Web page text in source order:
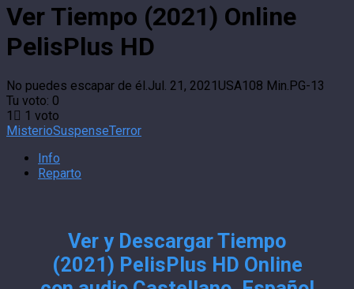
Ver Tiempo (2021) Online
PelisPlus HD
No puedes escapar de él.Jul. 21, 2021 USA108 Min.PG-13
Tu voto: 0
1
1 voto
MisterioSuspenseTerror
Info
Reparto
Ver y Descargar Tiempo
(2021) PelisPlus HD Online